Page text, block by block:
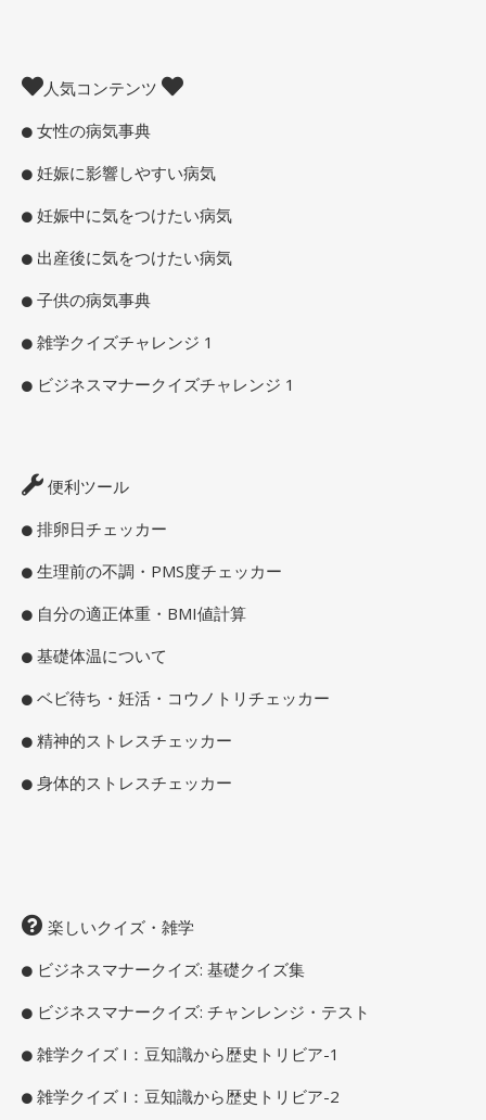
人気コンテンツ
女性の病気事典
妊娠に影響しやすい病気
妊娠中に気をつけたい病気
出産後に気をつけたい病気
子供の病気事典
雑学クイズチャレンジ 1
ビジネスマナークイズチャレンジ 1
便利ツール
排卵日チェッカー
生理前の不調・PMS度チェッカー
自分の適正体重・BMI値計算
基礎体温について
ベビ待ち・妊活・コウノトリチェッカー
精神的ストレスチェッカー
身体的ストレスチェッカー
楽しいクイズ・雑学
ビジネスマナークイズ: 基礎クイズ集
ビジネスマナークイズ: チャンレンジ・テスト
雑学クイズ I：豆知識から歴史トリビア-1
雑学クイズ I：豆知識から歴史トリビア-2